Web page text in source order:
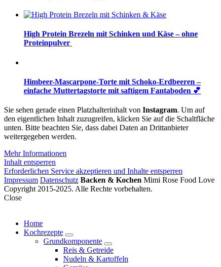
High Protein Brezeln mit Schinken und Käse – ohne
Proteinpulver
Himbeer-Mascarpone-Torte mit Schoko-Erdbeeren –
einfache Muttertagstorte mit saftigem Fantaboden 💕
Sie sehen gerade einen Platzhalterinhalt von Instagram. Um auf
den eigentlichen Inhalt zuzugreifen, klicken Sie auf die Schaltfläche
unten. Bitte beachten Sie, dass dabei Daten an Drittanbieter
weitergegeben werden.
Mehr Informationen
Inhalt entsperren
Erforderlichen Service akzeptieren und Inhalte entsperren
Impressum Datenschutz Backen & Kochen Mimi Rose Food Love
Copyright 2015-2025. Alle Rechte vorbehalten.
Close
Home
Kochrezepte
expand
child
menu
Grundkomponente
expand
child
menu
Reis & Getreide
Nudeln & Kartoffeln